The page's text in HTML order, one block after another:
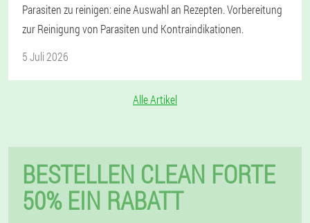
Parasiten zu reinigen: eine Auswahl an Rezepten. Vorbereitung
zur Reinigung von Parasiten und Kontraindikationen.
5 Juli 2026
Alle Artikel
BESTELLEN CLEAN FORTE
50% EIN RABATT